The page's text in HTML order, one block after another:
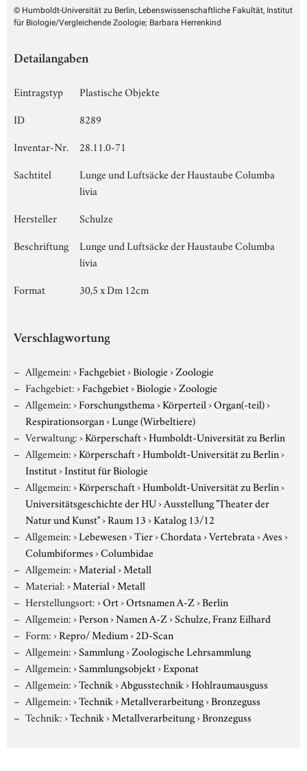
© Humboldt-Universität zu Berlin, Lebenswissenschaftliche Fakultät, Institut
für Biologie/Vergleichende Zoologie; Barbara Herrenkind
Detailangaben
Eintragstyp
Plastische Objekte
ID
8289
Inventar-Nr.
28.11.0-71
Sachtitel
Lunge und Luftsäcke der Haustaube Columba
livia
Hersteller
Schulze
Beschriftung
Lunge und Luftsäcke der Haustaube Columba
livia
Format
30,5 x Dm 12cm
Verschlagwortung
Allgemein:›Fachgebiet›Biologie›Zoologie
Fachgebiet:›Fachgebiet›Biologie›Zoologie
Allgemein:›Forschungsthema›Körperteil›Organ(-teil)›
Respirationsorgan›Lunge (Wirbeltiere)
Verwaltung:›Körperschaft›Humboldt-Universität zu Berlin
Allgemein:›Körperschaft›Humboldt-Universität zu Berlin›
Institut›Institut für Biologie
Allgemein:›Körperschaft›Humboldt-Universität zu Berlin›
Universitätsgeschichte der HU›Ausstellung "Theater der
Natur und Kunst"›Raum 13›Katalog 13/12
Allgemein:›Lebewesen›Tier›Chordata›Vertebrata›Aves›
Columbiformes›Columbidae
Allgemein:›Material›Metall
Material:›Material›Metall
Herstellungsort:›Ort›Ortsnamen A-Z›Berlin
Allgemein:›Person›Namen A-Z›Schulze, Franz Eilhard
Form:›Repro/ Medium›2D-Scan
Allgemein:›Sammlung›Zoologische Lehrsammlung
Allgemein:›Sammlungsobjekt›Exponat
Allgemein:›Technik›Abgusstechnik›Hohlraumausguss
Allgemein:›Technik›Metallverarbeitung›Bronzeguss
Technik:›Technik›Metallverarbeitung›Bronzeguss